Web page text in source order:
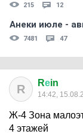
215 12
Анеки июле -
7481 47
R Rеin
14:42,
Ж-4 Зона
4 этажей